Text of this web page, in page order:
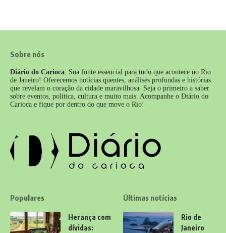
Sobre nós
Diário do Carioca: Sua fonte essencial para tudo que acontece no Rio
de Janeiro! Oferecemos notícias quentes, análises profundas e histórias
que revelam o coração da cidade maravilhosa. Seja o primeiro a saber
sobre eventos, política, cultura e muito mais. Acompanhe o Diário do
Carioca e fique por dentro do que move o Rio!
Populares
Herança com
dívidas:
Últimas notícias
Rio de
Janeiro